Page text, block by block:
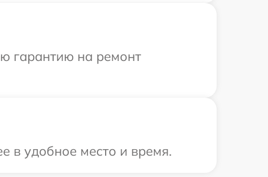
гарантию на ремонт
в удобное место и время.